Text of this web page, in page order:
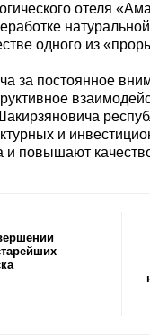
отеля
одного из
за постоянное
и
и повышают